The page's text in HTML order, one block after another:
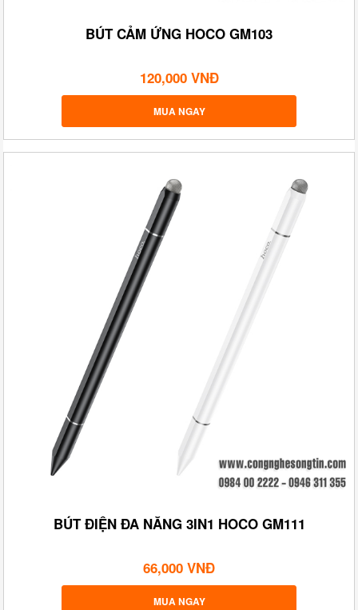
BÚT CẢM ỨNG HOCO GM103
120,000 VNĐ
MUA NGAY
BÚT ĐIỆN ĐA NĂNG 3IN1 HOCO GM111
66,000 VNĐ
MUA NGAY